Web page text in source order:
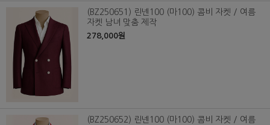
(BZ250651) 린넨100 (마100) 콤비 자켓 / 여름
자켓 남녀 맞춤 제작
278,000원
(BZ250652) 린넨100 (마100) 콤비 자켓 / 여름